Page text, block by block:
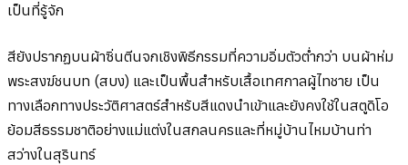
เป็นที่รู้จัก
สียังปรากฏบนผ้าซิ่นตีนจกเชิงพิธีกรรมที่ความอิ่มตัวต่ำกว่า บนผ้าห่ม
พระสงฆ์ชนบท (สบง) และเป็นพื้นสำหรับเสื้อเทศกาลผู้ไทชาย เป็น
ทางเลือกทางประวัติศาสตร์สำหรับสีแดงนำเข้าและยังคงใช้ในสตูดิโอ
ย้อมสีธรรมชาติอย่างแม่แต่งในสกลนครและที่หมู่บ้านไหมบ้านท่า
สว่างในสุรินทร์